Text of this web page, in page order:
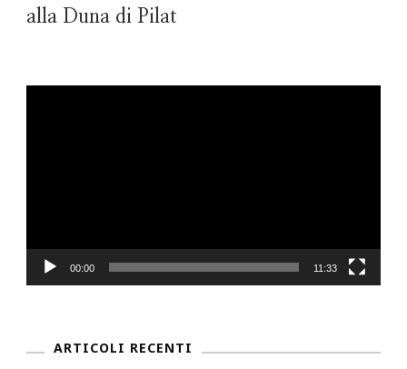
alla Duna di Pilat
00:00 11:33
ARTICOLI RECENTI